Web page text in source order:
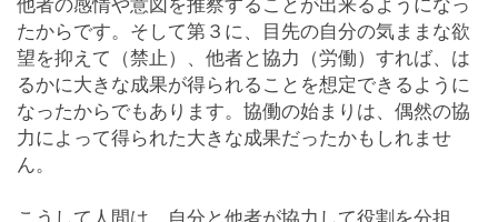
たからです。そして第３に、目先の自分の気ままな欲
望を抑えて（禁止）、他者と協力（労働）すれば、は
るかに大きな成果が得られることを想定できるように
なったからでもあります。協働の始まりは、偶然の協
力によって得られた大きな成果だったかもしれませ
ん。
こうして人間は、自分と他者が協力して役割を分担